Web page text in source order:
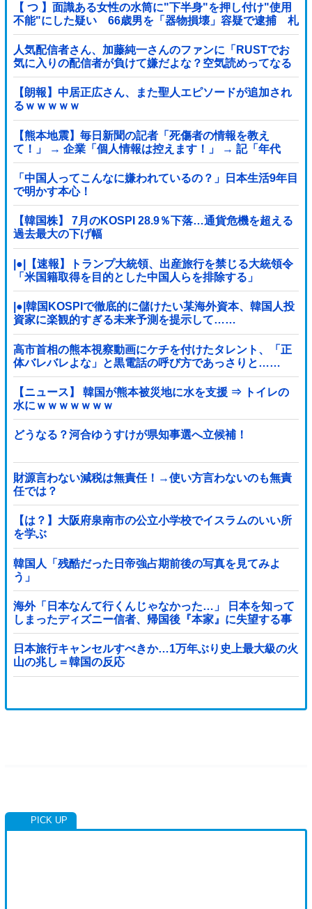
【 つ 】面識ある女性の水筒に"下半身"を押し付け"使用
不能"にした疑い 66歳男を「器物損壊」容疑で逮捕 札
幌市
人気配信者さん、加藤純一さんのファンに「RUSTでお
気に入りの配信者が負けて嫌だよな？空気読めってなる
よな？その結果がVCR。お前らVCR向いてるよ」→大炎
上他
【朗報】中居正広さん、また聖人エピソードが追加され
るｗｗｗｗｗ
【熊本地震】毎日新聞の記者「死傷者の情報を教え
て！」 → 企業「個人情報は控えます！」 → 記「年代
は？特定につながらないでしょ？教えてよ？教えて
よ？」
「中国人ってこんなに嫌われているの？」日本生活9年目
で明かす本心！
【韓国株】 7月のKOSPI 28.9％下落…通貨危機を超える
過去最大の下げ幅
|●|【速報】トランプ大統領、出産旅行を禁じる大統領令
「米国籍取得を目的とした中国人らを排除する」
|●|韓国KOSPIで徹底的に儲けたい某海外資本、韓国人投
資家に楽観的すぎる未来予測を提示して……
高市首相の熊本視察動画にケチを付けたタレント、「正
体バレバレよな」と黒電話の呼び方であっさりと……
【ニュース】 韓国が熊本被災地に水を支援 ⇒ トイレの
水にｗｗｗｗｗｗｗ
どうなる？河合ゆうすけが県知事選へ立候補！
財源言わない減税は無責任！→使い方言わないのも無責
任では？
【は？】大阪府泉南市の公立小学校でイスラムのいい所
を学ぶ
韓国人「残酷だった日帝強占期前後の写真を見てみよ
う」
海外「日本なんて行くんじゃなかった…」 日本を知って
しまったディズニー信者、帰国後『本家』に失望する事
態に
日本旅行キャンセルすべきか…1万年ぶり史上最大級の火
山の兆し＝韓国の反応